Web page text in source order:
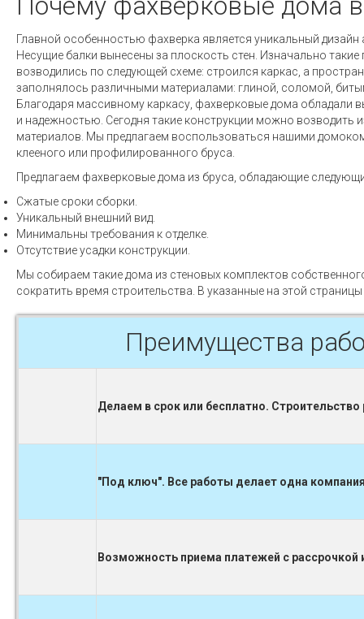
Почему фахверковые дома
Главной особенностью фахверка является уникальный дизайн
Несущие балки вынесены за плоскость стен. Изначально такие
возводились по следующей схеме: строился каркас, а
заполнялось различными материалами: глиной, соломой,
Благодаря массивному каркасу, фахверковые дома обладали
и надежностью. Сегодня такие конструкции можно возводить
материалов. Мы предлагаем воспользоваться нашими
клееного или профилированного бруса.
Предлагаем фахверковые дома из бруса, обладающие
Сжатые сроки сборки.
Уникальный внешний вид.
Минимальны требования к отделке.
Отсутствие усадки конструкции.
Мы собираем такие дома из стеновых комплектов
сократить время строительства. В указанные на этой
Преимущества
Делаем в срок или бесплатно.
"Под ключ". Все работы делает одна
Возможность приема платежей с рассрочкой